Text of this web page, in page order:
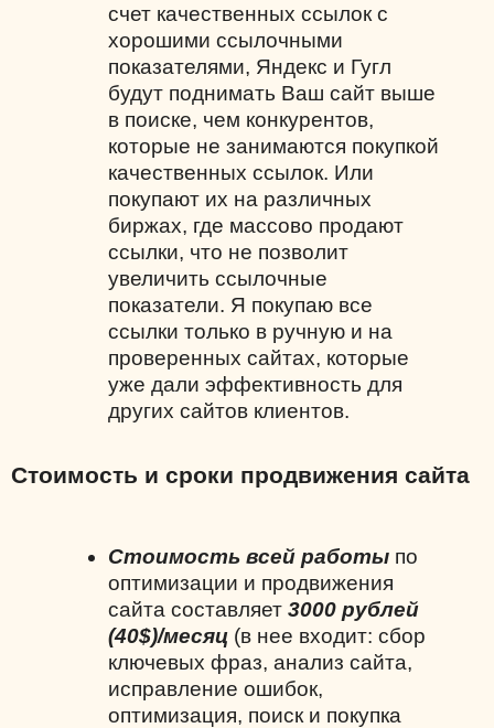
счет качественных ссылок с
хорошими ссылочными
показателями, Яндекс и Гугл
будут поднимать Ваш сайт выше
в поиске, чем конкурентов,
которые не занимаются покупкой
качественных ссылок. Или
покупают их на различных
биржах, где массово продают
ссылки, что не позволит
увеличить ссылочные
показатели. Я покупаю все
ссылки только в ручную и на
проверенных сайтах, которые
уже дали эффективность для
других сайтов клиентов.
Стоимость и сроки продвижения сайта
Стоимость всей работыпо
оптимизации и продвижения
сайта составляет 3000 рублей
(40$)/месяц (в нее входит: сбор
ключевых фраз, анализ сайта,
исправление ошибок,
оптимизация, поиск и покупка